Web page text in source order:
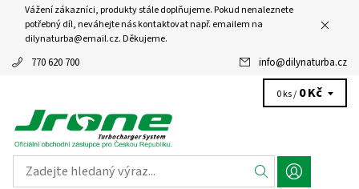
Vážení zákazníci, produkty stále doplňujeme. Pokud nenaleznete
potřebný díl, neváhejte nás kontaktovat např. emailem na
dilynaturba@email.cz. Děkujeme.
770 620 700 info@dilynaturba.cz
0 ks / 0 Kč